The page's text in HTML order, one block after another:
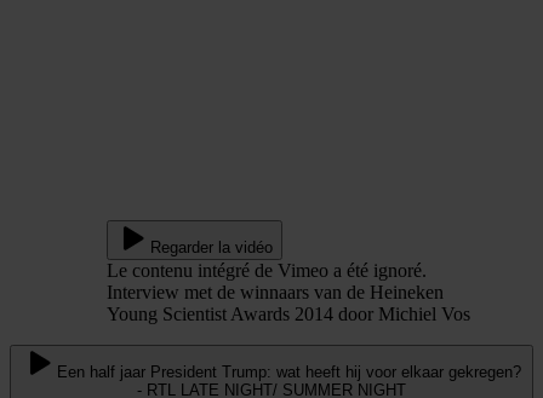
Regarder la vidéo
Le contenu intégré de Vimeo a été ignoré.
Interview met de winnaars van de Heineken
Young Scientist Awards 2014 door Michiel Vos
Een half jaar President Trump: wat heeft hij voor elkaar gekregen?
- RTL LATE NIGHT/ SUMMER NIGHT